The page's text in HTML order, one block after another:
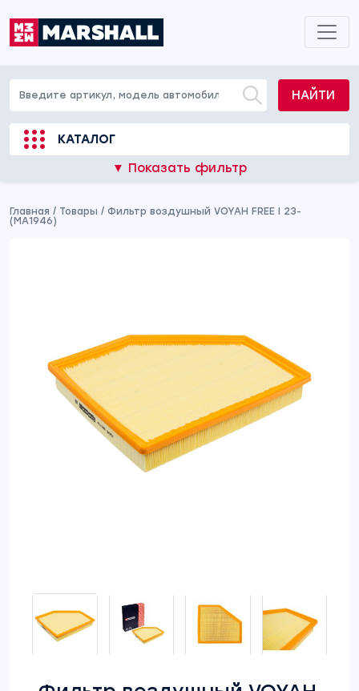
НАЙТИ
КАТАЛОГ
▼ Показать фильтр
Главная / Товары / Фильтр воздушный VOYAH FREE I 23-
(MA1946)